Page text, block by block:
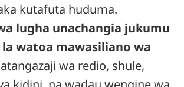
kutafuta huduma.
lugha unachangia jukumu
watoa mawasiliano wa
wa redio, shule,